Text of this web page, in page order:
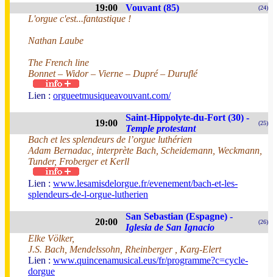
19:00 Vouvant (85) (24)
L'orgue c'est...fantastique !
Nathan Laube
The French line
Bonnet – Widor – Vierne – Dupré – Duruflé
Lien : orgueetmusiqueavouvant.com/
19:00
Saint-Hippolyte-du-Fort (30) -
Temple protestant
(25)
Bach et les splendeurs de l’orgue luthérien
Adam Bernadac, interprète Bach, Scheidemann, Weckmann,
Tunder, Froberger et Kerll
Lien : www.lesamisdelorgue.fr/evenement/bach-et-les-
splendeurs-de-l-orgue-lutherien
20:00
San Sebastian (Espagne) -
Iglesia de San Ignacio
(26)
Elke Völker,
J.S. Bach, Mendelssohn, Rheinberger , Karg-Elert
Lien : www.quincenamusical.eus/fr/programme?c=cycle-
dorgue